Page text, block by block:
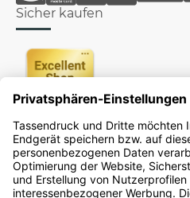
Sicher kaufen